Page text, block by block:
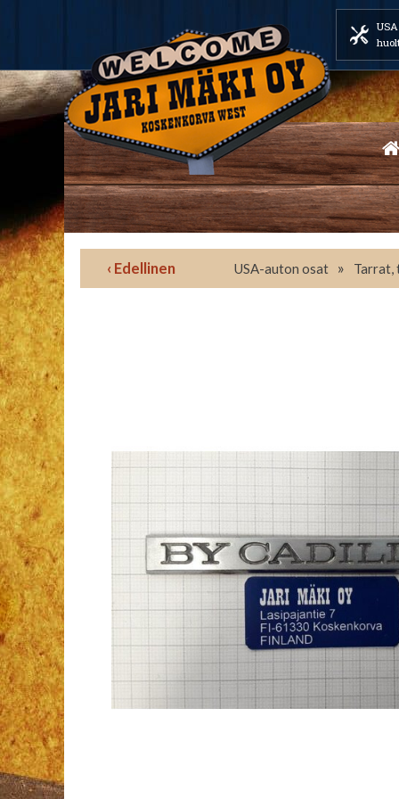
‹ Edellinen USA-auton osat » Tarrat,